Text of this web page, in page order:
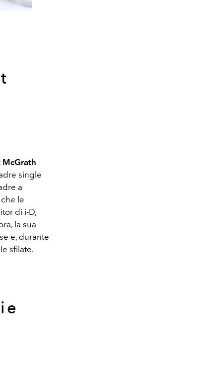
McGrath
single
a
le
di i-D,
la sua
e, durante
sfilate.